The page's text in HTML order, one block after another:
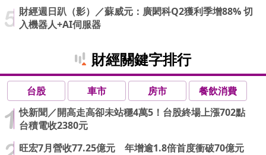
財經週日趴（影）／蘇威元：廣閎科Q2獲利季增88% 切
入機器人+AI伺服器
財經關鍵字排行
台股 車市 房市
餐飲消費
快新聞／開高走高卻未站穩4萬5！台股終場上漲702點
台積電收2380元
旺宏7月營收77.25億元 年增逾1.8倍首度衝破70億元